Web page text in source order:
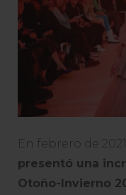
En febrero de
presentó una
Otoño-Invierno